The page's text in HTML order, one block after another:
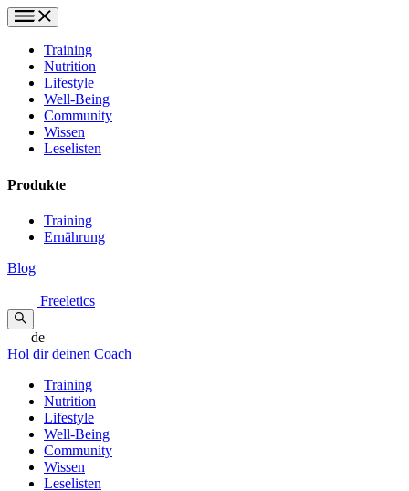
Training
Nutrition
Lifestyle
Well-Being
Community
Wissen
Leselisten
Produkte
Training
Ernährung
Blog
Freeletics
de
Hol dir deinen Coach
Training
Nutrition
Lifestyle
Well-Being
Community
Wissen
Leselisten